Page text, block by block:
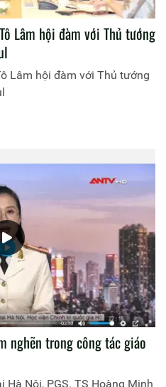
Lâm hội đàm với Thủ tướng
Lâm hội đàm với Thủ tướng
nghẽn trong công tác giáo
Hà Nội, PGS. TS Hoàng Minh